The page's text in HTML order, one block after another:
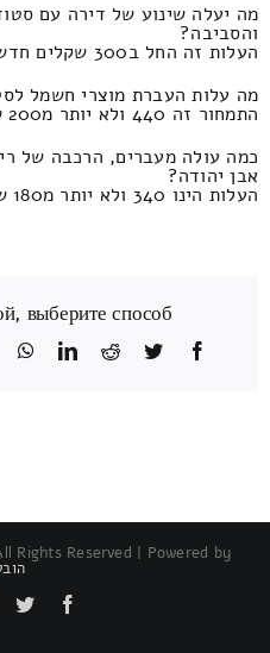
מה יעלה שינוע של דירה עם
והסביבה?
העלות זה החל ב300 שקלים חדשים.
מה עלות העברת מוצרי חשמל
התמחור זה 440 ולא יותר מ200 שקל חדש.
כמה עולה מעברים, הרכבה של
אבן יהודה?
העלות הינו 340 ולא יותר מ180 ש"ח.
выберите способ!
Facebook
Twitter
Reddit
Rights Reserved | Powered by